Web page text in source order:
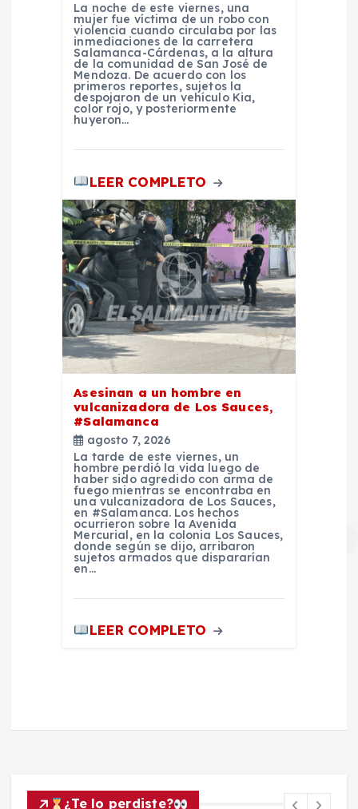
La noche de este viernes, una
mujer fue víctima de un robo con
violencia cuando circulaba por las
inmediaciones de la carretera
Salamanca-Cárdenas, a la altura
de la comunidad de San José de
Mendoza. De acuerdo con los
primeros reportes, sujetos la
despojaron de un vehículo Kia,
color rojo, y posteriormente
huyeron…
LEER COMPLETO
Asesinan a un hombre en
vulcanizadora de Los Sauces,
#Salamanca
agosto 7, 2026
La tarde de este viernes, un
hombre perdió la vida luego de
haber sido agredido con arma de
fuego mientras se encontraba en
una vulcanizadora de Los Sauces,
en #Salamanca. Los hechos
ocurrieron sobre la Avenida
Mercurial, en la colonia Los Sauces,
donde según se dijo, arribaron
sujetos armados que dispararían
en…
LEER COMPLETO
¿Te lo perdiste?